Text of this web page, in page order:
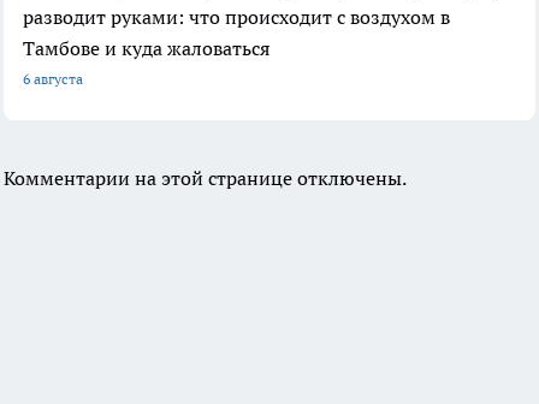
разводит руками: что происходит с воздухом в
Тамбове и куда жаловаться
6 августа
Комментарии на этой странице отключены.